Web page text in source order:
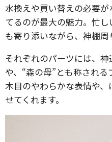
水換えや買い替えの必要
てるのが最大の魅力。忙
も寄り添いながら、神棚周
それぞれのパーツには、
や、“森の母”とも称される
木目のやわらかな表情や
せてくれます。